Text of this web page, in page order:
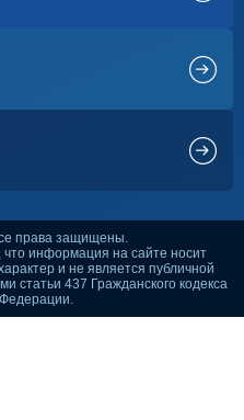
права защищены.
информация на сайте носит
и не является публичной
статьи 437 Гражданского кодекса